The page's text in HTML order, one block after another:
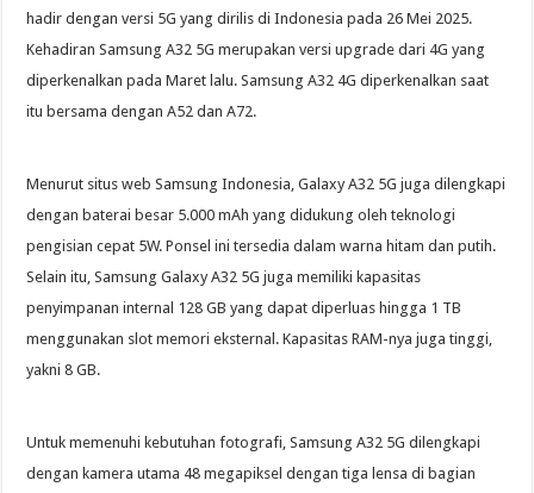
hadir dengan versi 5G yang dirilis di Indonesia pada 26 Mei 2025.
Kehadiran Samsung A32 5G merupakan versi upgrade dari 4G yang
diperkenalkan pada Maret lalu. Samsung A32 4G diperkenalkan saat
itu bersama dengan A52 dan A72.
Menurut situs web Samsung Indonesia, Galaxy A32 5G juga dilengkapi
dengan baterai besar 5.000 mAh yang didukung oleh teknologi
pengisian cepat 5W. Ponsel ini tersedia dalam warna hitam dan putih.
Selain itu, Samsung Galaxy A32 5G juga memiliki kapasitas
penyimpanan internal 128 GB yang dapat diperluas hingga 1 TB
menggunakan slot memori eksternal. Kapasitas RAM-nya juga tinggi,
yakni 8 GB.
Untuk memenuhi kebutuhan fotografi, Samsung A32 5G dilengkapi
dengan kamera utama 48 megapiksel dengan tiga lensa di bagian